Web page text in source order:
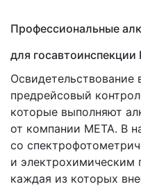
Профессиональные
для
предрейсовый
которые выполняют
от компании МЕТА. В
со
и электрохимическим
каждая из которых